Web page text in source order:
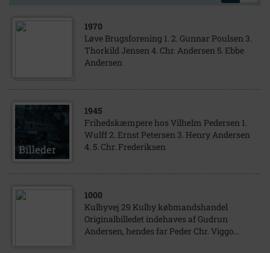
1970
Løve Brugsforening 1. 2. Gunnar Poulsen 3.
Thorkild Jensen 4. Chr. Andersen 5. Ebbe
Andersen
1945
Frihedskæmpere hos Vilhelm Pedersen 1.
Wulff 2. Ernst Petersen 3. Henry Andersen
4. 5. Chr. Frederiksen
1000
Kulbyvej 29 Kulby købmandshandel
Originalbilledet indehaves af Gudrun
Andersen, hendes far Peder Chr. Viggo...